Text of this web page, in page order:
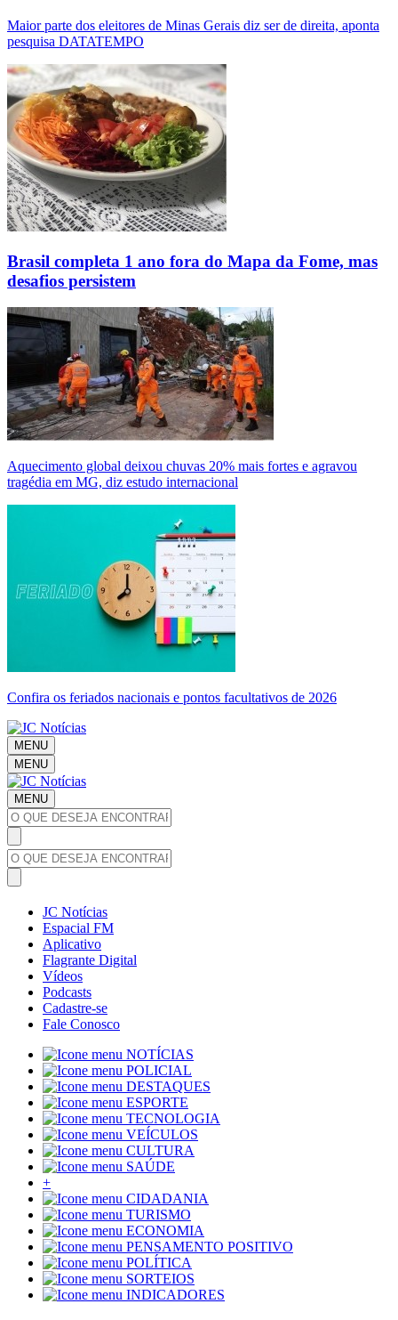
Maior parte dos eleitores de Minas Gerais diz ser de direita, aponta
pesquisa DATATEMPO
Brasil completa 1 ano fora do Mapa da Fome, mas
desafios persistem
Aquecimento global deixou chuvas 20% mais fortes e agravou
tragédia em MG, diz estudo internacional
Confira os feriados nacionais e pontos facultativos de 2026
MENU
MENU
MENU
JC Notícias
Espacial FM
Aplicativo
Flagrante Digital
Vídeos
Podcasts
Cadastre-se
Fale Conosco
NOTÍCIAS
POLICIAL
DESTAQUES
ESPORTE
TECNOLOGIA
VEÍCULOS
CULTURA
SAÚDE
+
CIDADANIA
TURISMO
ECONOMIA
PENSAMENTO POSITIVO
POLÍTICA
SORTEIOS
INDICADORES